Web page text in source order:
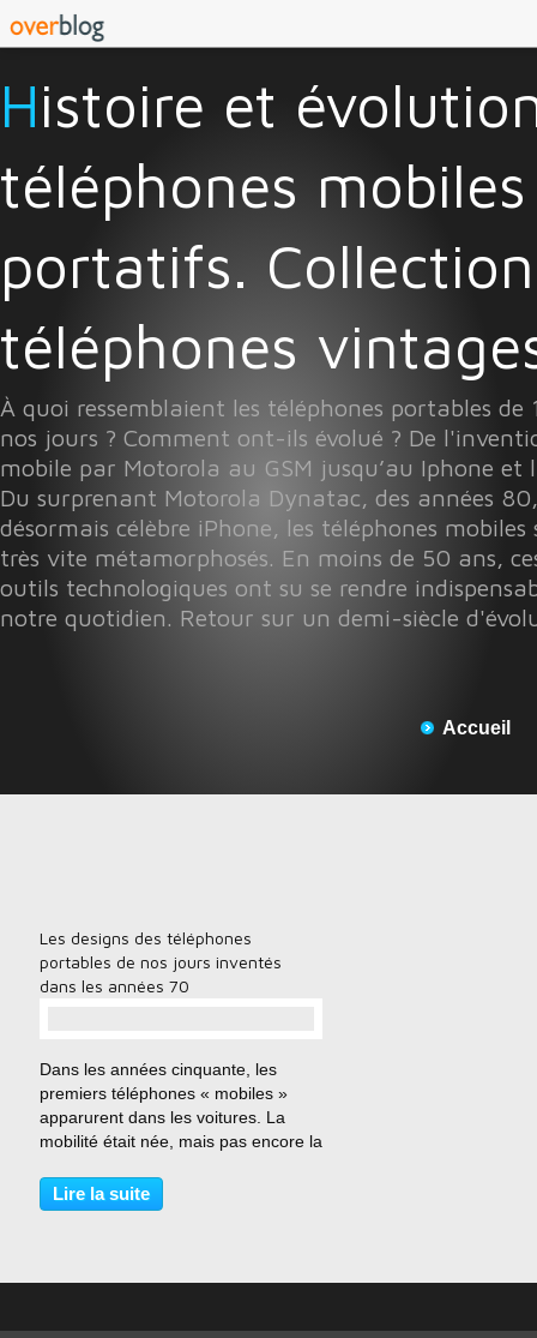
Histoire et évolution des
téléphones mobiles
portatifs.
téléphones
À quoi ressemblaient les téléphones portables de
nos jours ? Comment ont-ils évolué ? De
mobile par Motorola au GSM jusqu’au Iphone et
Du surprenant Motorola Dynatac, des années
désormais célèbre iPhone, les téléphones mobiles
très vite métamorphosés. En moins de 50 ans,
outils technologiques ont su se rendre
notre quotidien. Retour sur un demi-siècle
Accueil
Les designs des téléphones
portables de nos jours inventés
dans les années 70
Dans les années cinquante, les
premiers téléphones « mobiles »
apparurent dans les voitures. La
mobilité était née, mais pas encore la
début des années Soixante-dix pour
voir apparaître les premiers
Lire la suite